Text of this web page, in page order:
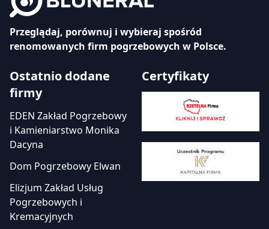
Przeglądaj, porównuj i wybieraj spośród
renomowanych firm pogrzebowych w Polsce.
Ostatnio dodane
firmy
EDEN Zakład Pogrzebowy
i Kamieniarstwo Monika
Dacyna
Dom Pogrzebowy Elwan
Elizjum Zakład Usług
Pogrzebowych i
Kremacyjnych
Certyfikaty